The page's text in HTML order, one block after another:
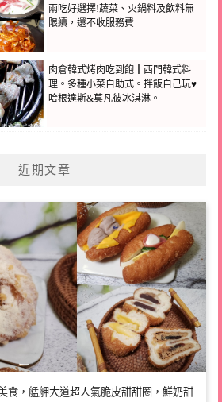
兩吃好選擇!蔬菜、火鍋料及飲料無
限續，還不收服務費
肉倉韓式烤肉吃到飽┃西門韓式料
理。多種小菜自助式。拌飯自己玩♥
哈根達斯&莫凡彼冰淇淋。
近期文章
食，艋舺大道超人氣脆皮甜甜圈，鮮奶甜